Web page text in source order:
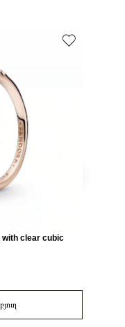
with clear cubic